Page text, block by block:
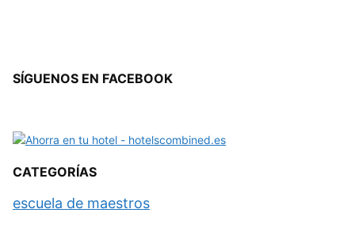
SÍGUENOS EN FACEBOOK
CATEGORÍAS
escuela de maestros